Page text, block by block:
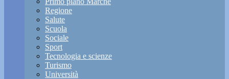
Regione
Salute
Scuola
Sociale
Sport
Tecnologia e scienze
Turismo
Università